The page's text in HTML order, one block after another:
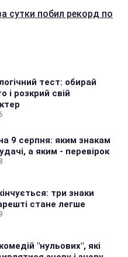
сутки побил рекорд по
тест: обирай
і розкрий свій
9 серпня: яким знакам
а яким - перевірок
три знаки
стане легше
"нульових", які